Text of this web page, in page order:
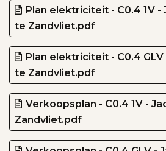
Plan elektriciteit - C0.4 1V -
te Zandvliet.pdf
Plan elektriciteit - C0.4
te Zandvliet.pdf
Verkoopsplan - C0.4 1V -
Zandvliet.pdf